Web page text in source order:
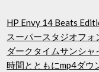
HP Envy 14 Beats
スーパースタジオフ
ダークタイムサンシ
時間とともにmp4ダウ